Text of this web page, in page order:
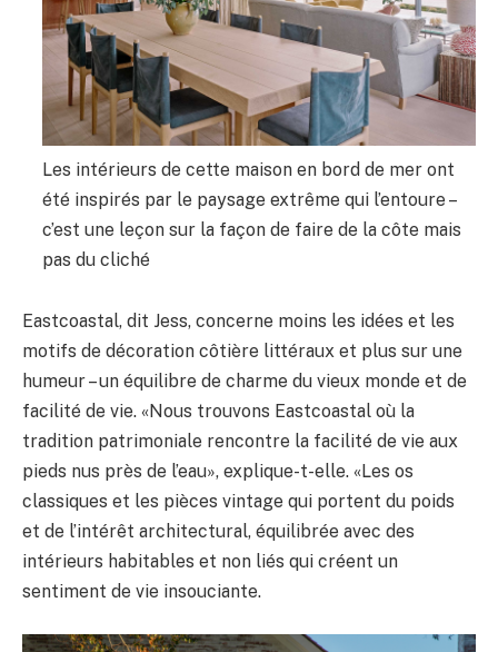
Les intérieurs de cette maison en bord de mer ont
été inspirés par le paysage extrême qui l’entoure –
c’est une leçon sur la façon de faire de la côte mais
pas du cliché
Eastcoastal, dit Jess, concerne moins les idées et les
motifs de décoration côtière littéraux et plus sur une
humeur – un équilibre de charme du vieux monde et de
facilité de vie. «Nous trouvons Eastcoastal où la
tradition patrimoniale rencontre la facilité de vie aux
pieds nus près de l’eau», explique-t-elle. «Les os
classiques et les pièces vintage qui portent du poids
et de l’intérêt architectural, équilibrée avec des
intérieurs habitables et non liés qui créent un
sentiment de vie insouciante.